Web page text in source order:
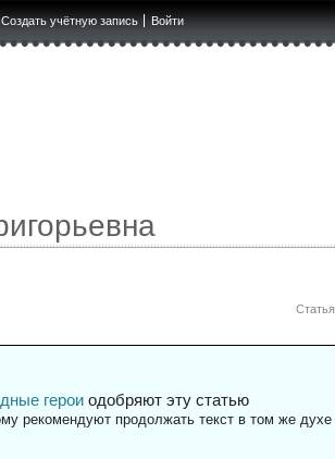
Создать учётную запись Войти
Статья
героиодобряют эту статью
рекомендуют продолжать текст в том же духе